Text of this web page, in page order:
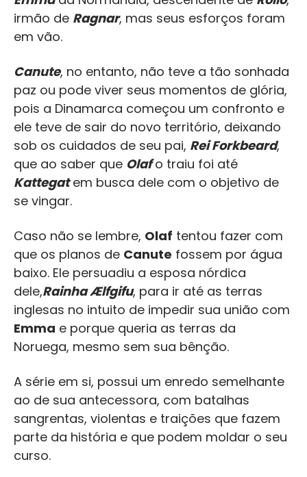
irmão de Ragnar, mas seus esforços foram
em vão.
Canute, no entanto, não teve a tão sonhada
paz ou pode viver seus momentos de glória,
pois a Dinamarca começou um confronto e
ele teve de sair do novo território, deixando
sob os cuidados de seu pai, Rei Forkbeard,
que ao saber que Olafo traiu foi até
Kattegatem busca dele com o objetivo de
se vingar.
Caso não se lembre, Olaf tentou fazer com
que os planos de Canute fossem por água
baixo. Ele persuadiu a esposa nórdica
dele,Rainha Ælfgifu, para ir até as terras
inglesas no intuito de impedir sua união com
Emma e porque queria as terras da
Noruega, mesmo sem sua bênção.
A série em si, possui um enredo semelhante
ao de sua antecessora, com batalhas
sangrentas, violentas e traições que fazem
parte da história e que podem moldar o seu
curso.